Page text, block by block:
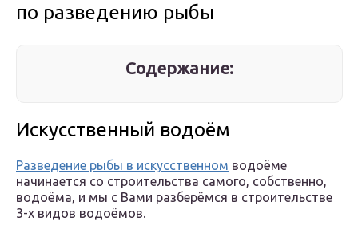
по разведению рыбы
Содержание:
Искусственный водоём
Разведение рыбы в искусственном водоёме
начинается со строительства самого, собственно,
водоёма, и мы с Вами разберёмся в строительстве
3-х видов водоёмов.